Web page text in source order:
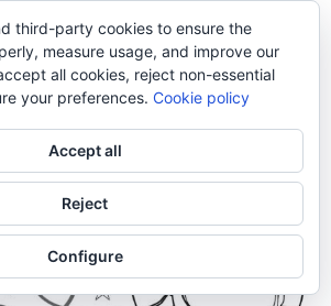
third-party cookies to ensure the
measure usage, and improve our
all cookies, reject non-essential
your preferences. Cookie policy
Accept all
Reject
Configure